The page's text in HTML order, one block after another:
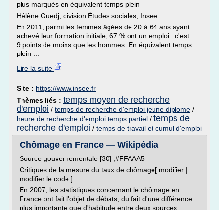
plus marqués en équivalent temps plein
Hélène Guedj, division Études sociales, Insee
En 2011, parmi les femmes âgées de 20 à 64 ans ayant
achevé leur formation initiale, 67 % ont un emploi : c'est
9 points de moins que les hommes. En équivalent temps
plein ...
Lire la suite
Site : https://www.insee.fr
Thèmes liés : temps moyen de recherche
d'emploi / temps de recherche d'emploi jeune diplome /
heure de recherche d'emploi temps partiel / temps de
recherche d'emploi / temps de travail et cumul d'emploi
Chômage en France — Wikipédia
Source gouvernementale [30] ,#FFAAA5
Critiques de la mesure du taux de chômage[ modifier |
modifier le code ]
En 2007, les statistiques concernant le chômage en
France ont fait l'objet de débats, du fait d'une différence
plus importante que d'habitude entre deux sources